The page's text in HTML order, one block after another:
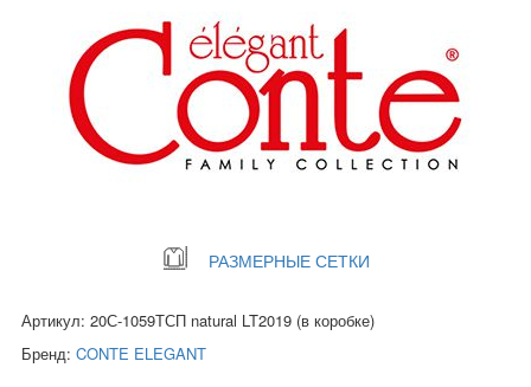
РАЗМЕРНЫЕ СЕТКИ
Артикул: 20С-1059ТСП natural LT2019 (в коробке)
Бренд: CONTE ELEGANT